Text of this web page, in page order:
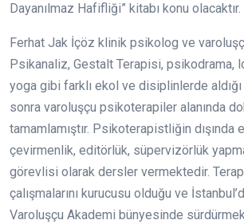
Dayanılmaz Hafifliği” kitabı konu olacaktır.
Ferhat Jak İçöz klinik psikolog ve
Psikanaliz, Gestalt Terapisi, psikodrama,
yoga gibi farklı ekol ve disiplinlerde
sonra varoluşçu psikoterapiler alanında
tamamlamıştır. Psikoterapistliğin dışında
çevirmenlik, editörlük, süpervizörlük
görevlisi olarak dersler vermektedir.
çalışmalarını kurucusu olduğu ve
Varoluşçu Akademi bünyesinde